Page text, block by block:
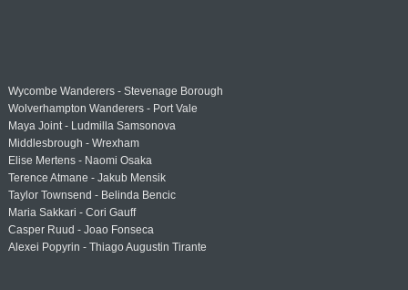
Wycombe Wanderers - Stevenage Borough
Wolverhampton Wanderers - Port Vale
Maya Joint - Ludmilla Samsonova
Middlesbrough - Wrexham
Elise Mertens - Naomi Osaka
Terence Atmane - Jakub Mensik
Taylor Townsend - Belinda Bencic
Maria Sakkari - Cori Gauff
Casper Ruud - Joao Fonseca
Alexei Popyrin - Thiago Augustin Tirante